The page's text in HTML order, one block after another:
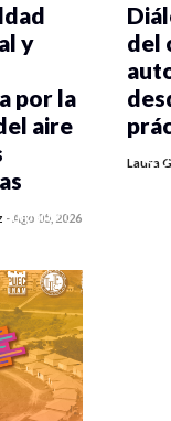
y
por la
aire
-Ago 05, 2026
del
Laura